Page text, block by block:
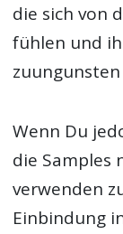
die sich von
fühlen und
Wenn Du
die Samples
verwenden
Einbindung